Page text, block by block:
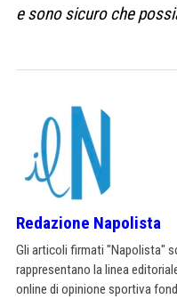
e sono sicuro che
Redazione Napolista
Gli articoli firmati "Napolista"
rappresentano la linea
online di opinione sportiva